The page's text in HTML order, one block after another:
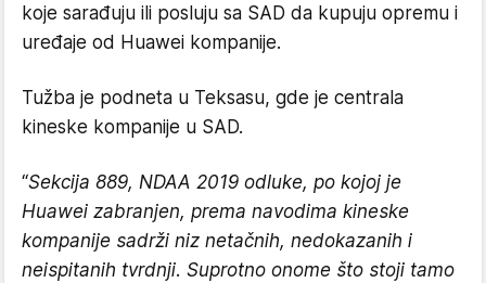
koje sarađuju ili posluju sa SAD da kupuju opremu i
uređaje od Huawei kompanije.
Tužba je podneta u Teksasu, gde je centrala
kineske kompanije u SAD.
“Sekcija 889, NDAA 2019 odluke, po kojoj je
Huawei zabranjen, prema navodima kineske
kompanije sadrži niz netačnih, nedokazanih i
neispitanih tvrdnji. Suprotno onome što stoji tamo